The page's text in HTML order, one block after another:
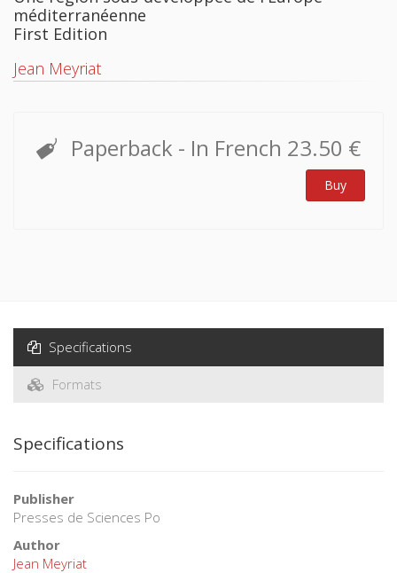
méditerranéenne
First Edition
Jean Meyriat
Paperback - In French 23.50 €
Buy
Specifications
Formats
Specifications
Publisher
Presses de Sciences Po
Author
Jean Meyriat